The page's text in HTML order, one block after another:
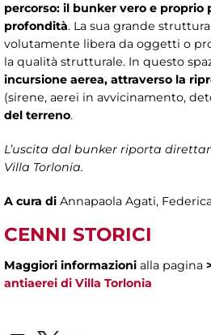
percorso: il bunker vero e proprio
profondità. La sua grande
volutamente libera da oggetti o
la qualità strutturale. In questo
incursione aerea, attraverso la
(sirene, aerei in avvicinamento,
del terreno.
L’uscita dal bunker riporta
Villa Torlonia.
A cura di Annapaola Agati,
CENNI STORICI
Maggiori informazioni alla pagina
antiaerei di Villa Torlonia